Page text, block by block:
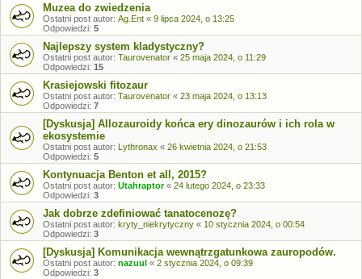
Muzea do zwiedzenia
Ostatni post autor: Ag.Ent « 9 lipca 2024, o 13:25
Odpowiedzi: 5
Najlepszy system kladystyczny?
Ostatni post autor: Taurovenator « 25 maja 2024, o 11:29
Odpowiedzi: 15
Krasiejowski fitozaur
Ostatni post autor: Taurovenator « 23 maja 2024, o 13:13
Odpowiedzi: 7
[Dyskusja] Allozauroidy końca ery dinozaurów i ich rola w
ekosystemie
Ostatni post autor: Lythronax « 26 kwietnia 2024, o 21:53
Odpowiedzi: 5
Kontynuacja Benton et all, 2015?
Ostatni post autor: Utahraptor« 24 lutego 2024, o 23:33
Odpowiedzi: 3
Jak dobrze zdefiniować tanatocenozę?
Ostatni post autor: kryty_niekrytyczny « 10 stycznia 2024, o 00:54
Odpowiedzi: 3
[Dyskusja] Komunikacja wewnątrzgatunkowa zauropodów.
Ostatni post autor: nazuul « 2 stycznia 2024, o 09:39
Odpowiedzi: 3